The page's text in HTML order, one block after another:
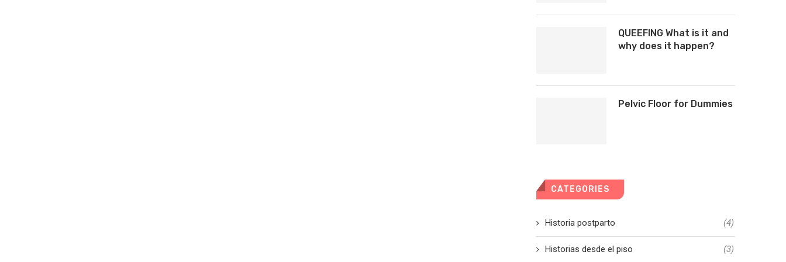
QUEEFING What is it and
why does it happen?
Pelvic Floor for Dummies
CATEGORIES
Historia postparto (4)
Historias desde el piso (3)